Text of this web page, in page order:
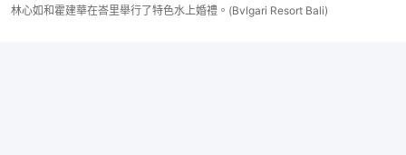
林心如和霍建華在峇里舉行了特色水上婚禮。(Bvlgari Resort Bali)